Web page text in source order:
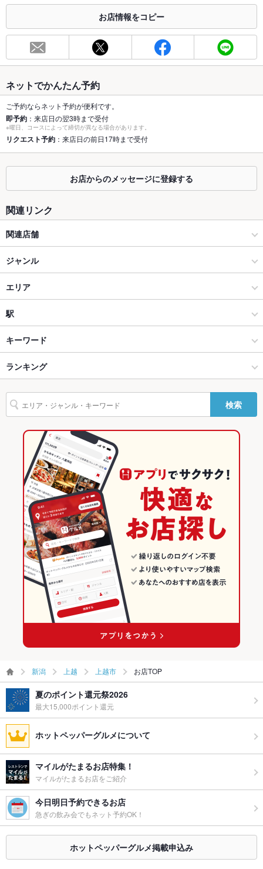
総席数 25席(ルーム数で記載しております。)
最大宴会収
30人(お部屋に入れる最大人数です。)
個室 あり
座敷 あり
掘りごたつ なし
カウンター なし
ソファー なし
テラス席
貸切
設備
Wi-Fi
ー
駐車場
カラオケ設
備
TV・プロジ
ェクタ
その他設備 －
飲み放題 あり
食べ放題 なし
カクテル充実
お子様連れ お子様連れ歓迎
ウェディン
グパーティ
お気軽にご相談くださいませ。
プライズ対
可
お店情報をコピー
ネットでかんたん予約
ご予約ならネット予約が便利です。
即予約 ：来店日の翌3時まで受付
※曜日、コースによって締切が異なる場合があります。
リクエスト予約 ：来店日の前日17時まで受付
お店からのメッセージに登録する
関連リンク
関連店舗
コート・ダジュール
ジャンル
カラオケ・パーティ
カラオケ
上越 × カラオケ・パーティ
上越 × カラオケ
高田駅 × カラオケ・パーティ
高田駅 × カラオケ
エリア
上越市
上越市 × カラオケ・パーティ
上越市 × カラオケ
新潟
新潟 × カラオケ・パーティ
新潟 × カラオケ
駅
春日山駅
高田駅
キーワード
からあげ トリュフ
炭火焼 牛タン ケーキ パンケーキ 生ハム
ランキング
新潟のグルメランキング
新潟のカラオケ・パーティランキング
新潟のカラオケランキング
上越のグルメランキング
上越市のグルメランキング
検索
新潟 上越 上越市 お店TOP
夏のポイント還元祭2026
最大15,000ポイント還元
ホットペッパーグルメについて
マイルがたまるお店特集！
マイルがたまるお店をご紹介
今日明日予約できるお店
急ぎの飲み会でもネット予約OK！
ホットペッパーグルメ掲載申込み